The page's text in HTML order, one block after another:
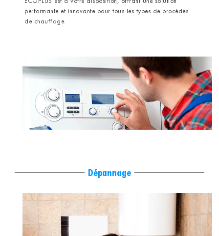
ECOPLUS est à votre disposition, offrant une solution
performante et innovante pour tous les types de procédés
de chauffage.
Dépannage